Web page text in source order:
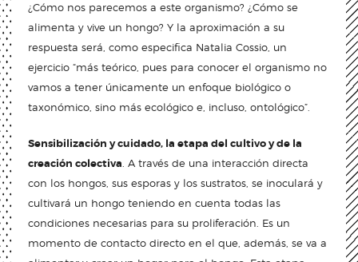
¿Cómo nos parecemos a este organismo? ¿Cómo se
alimenta y vive un hongo? Y la aproximación a su
respuesta será, como especifica Natalia Cossio, un
ejercicio “más teórico, pues para conocer el organismo no
vamos a tener únicamente un enfoque biológico o
taxonómico, sino más ecológico e, incluso, ontológico”.
Sensibilización y cuidado, la etapa del cultivo y de la
creación colectiva. A través de una interacción directa
con los hongos, sus esporas y los sustratos, se inoculará y
cultivará un hongo teniendo en cuenta todas las
condiciones necesarias para su proliferación. Es un
momento de contacto directo en el que, además, se va a